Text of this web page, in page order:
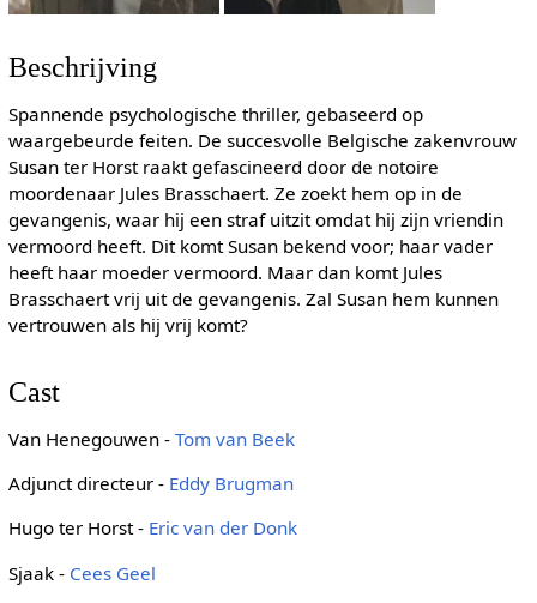
Beschrijving
Spannende psychologische thriller, gebaseerd op
waargebeurde feiten. De succesvolle Belgische zakenvrouw
Susan ter Horst raakt gefascineerd door de notoire
moordenaar Jules Brasschaert. Ze zoekt hem op in de
gevangenis, waar hij een straf uitzit omdat hij zijn vriendin
vermoord heeft. Dit komt Susan bekend voor; haar vader
heeft haar moeder vermoord. Maar dan komt Jules
Brasschaert vrij uit de gevangenis. Zal Susan hem kunnen
vertrouwen als hij vrij komt?
Cast
Van Henegouwen - Tom van Beek
Adjunct directeur - Eddy Brugman
Hugo ter Horst - Eric van der Donk
Sjaak - Cees Geel